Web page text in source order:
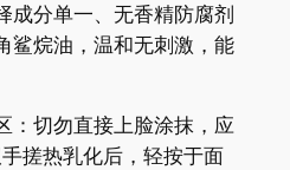
成分单一、无香精防腐剂
鲨烷油，温和无刺激，能
：切勿直接上脸涂抹，应
搓热乳化后，轻按于面